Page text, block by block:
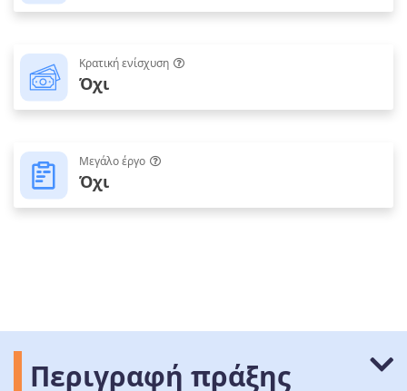
Κρατική ενίσχυση
Όχι
Μεγάλο έργο
Όχι
Περιγραφή πράξης